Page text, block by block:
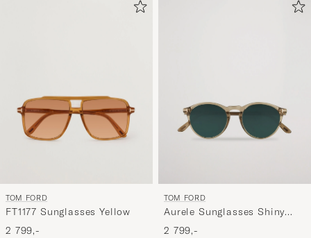
TOM FORD
FT1177 Sunglasses Yellow
2 799,-
TOM FORD
Aurele Sunglasses Shiny
Beige/Blue
2 799,-